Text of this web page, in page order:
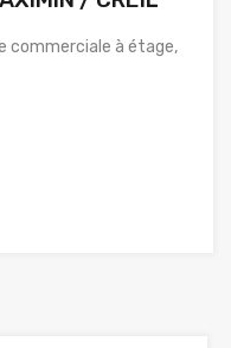
commerciale à étage,